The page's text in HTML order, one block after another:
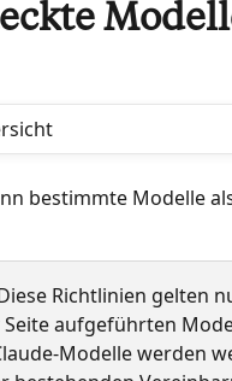
bestimmte Modelle
Richtlinien gelten
aufgeführten
Modelle werden